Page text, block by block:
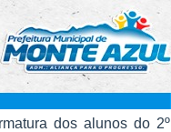
dos alunos do 2º